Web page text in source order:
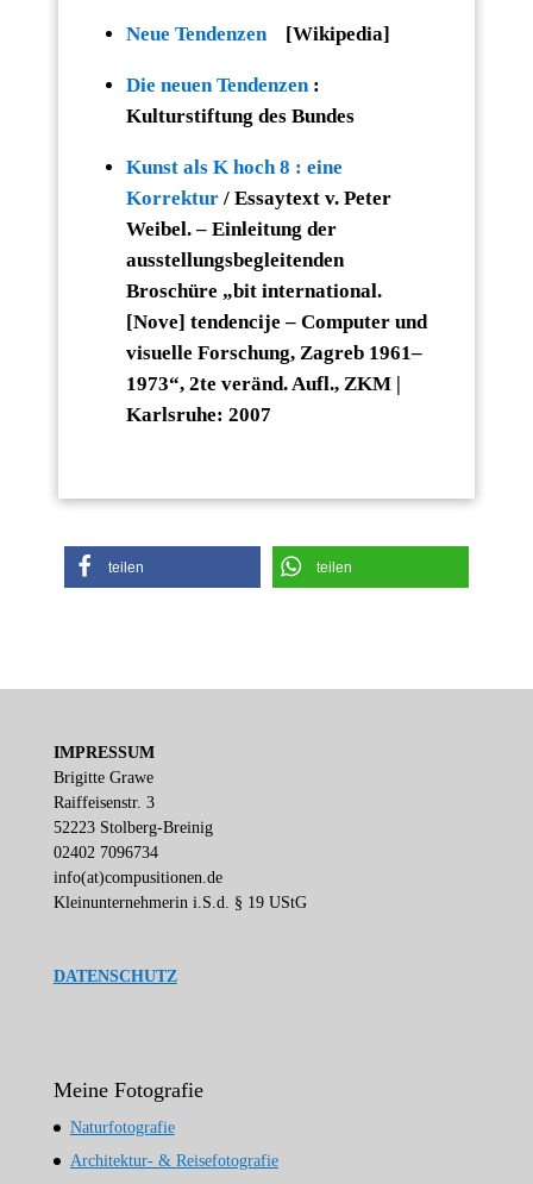
Neue Tendenzen[Wikipedia]
Die neuen Tendenzen:
Kulturstiftung des Bundes
Kunst als K hoch 8 : eine
Korrektur / Essaytext v. Peter
Weibel. – Einleitung der
ausstellungsbegleitenden
Broschüre „bit international.
[Nove] tendencije – Computer und
visuelle Forschung, Zagreb 1961–
1973“, 2te veränd. Aufl., ZKM |
Karlsruhe: 2007
teilen teilen
IMPRESSUM
Brigitte Grawe
Raiffeisenstr. 3
52223 Stolberg-Breinig
02402 7096734
info(at)compusitionen.de
Kleinunternehmerin i.S.d. § 19 UStG
DATENSCHUTZ
Meine Fotografie
Naturfotografie
Architektur- & Reisefotografie